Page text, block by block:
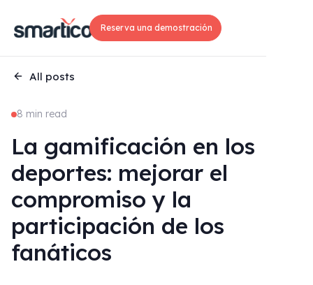
Reserva una demostración
All posts
8 min read
La gamificación en los
deportes: mejorar el
compromiso y la
participación de los
fanáticos